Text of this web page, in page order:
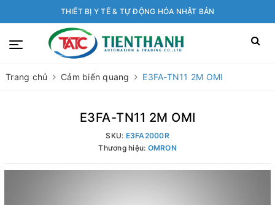
THIẾT BỊ Y TẾ & TỰ ĐỘNG HÓA NHẬT BẢN
Trang chủ Cảm biến quang E3FA-TN11 2M OMI
E3FA-TN11 2M OMI
SKU: E3FA2000R
Thương hiệu: OMRON